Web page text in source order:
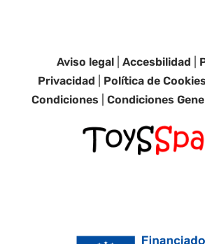
Aviso legal |Accesbilidad
Privacidad
Política de Cookies
Condiciones |Condiciones